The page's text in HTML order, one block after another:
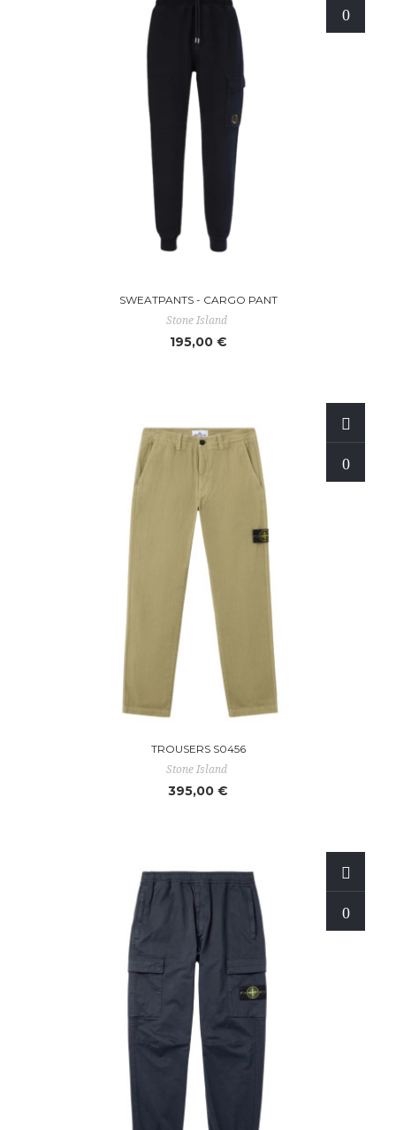
SWEATPANTS - CARGO PANT
Stone Island
195,00 €
TROUSERS S0456
Stone Island
395,00 €